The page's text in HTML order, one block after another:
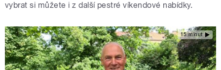
vybrat si můžete i z další pestré víkendové nabídky.
15 minut